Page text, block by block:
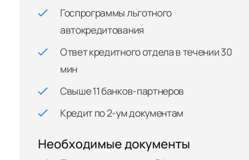
Госпрограммы льготного
автокредитования
Ответ кредитного отдела в течении 30
мин
Свыше 11 банков-партнеров
Кредит по 2-ум документам
Необходимые документы